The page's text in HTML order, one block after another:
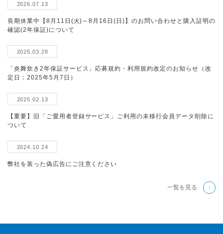
2026.07.13
長期休業中【8月11日(火)～8月16日(日)】のお問い合わせと購入証明の
確認(2年保証)について
2025.03.28
「炎舞炊き2年保証サービス」応募規約・利用規約改定のお知らせ（改
定日：2025年5月7日）
2025.02.13
【重要】旧「ご愛用者登録サービス」ご利用の未移行会員データ削除に
ついて
2024.10.24
弊社を装った偽広告にご注意ください
一覧を見る